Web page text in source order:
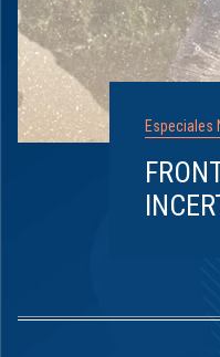
Especiales